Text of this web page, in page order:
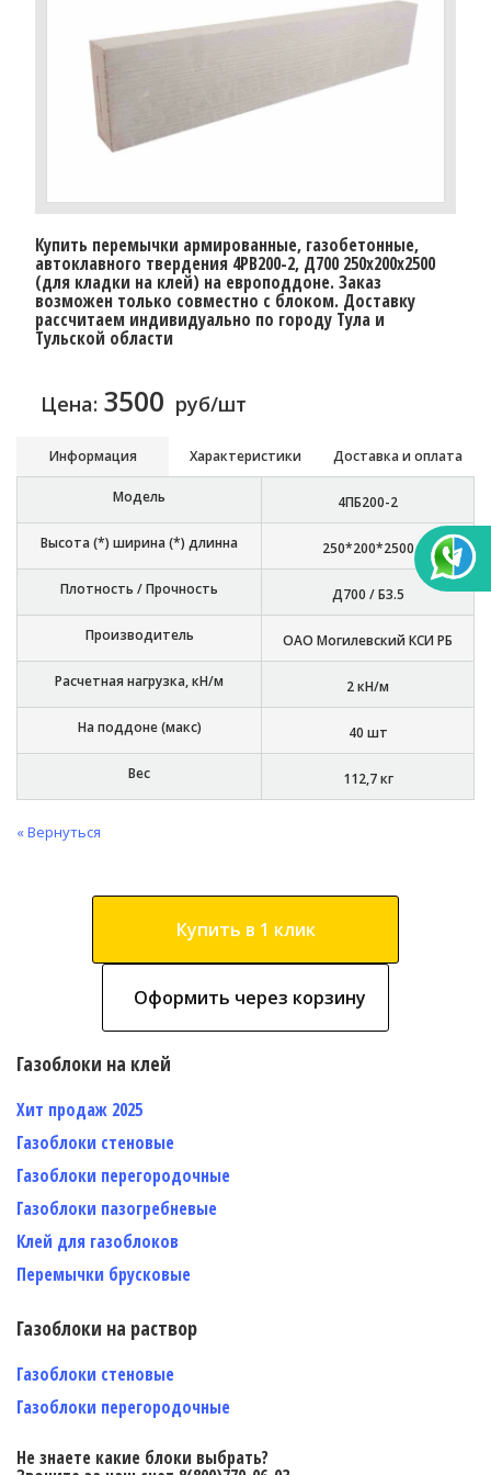
Купить перемычки армированные, газобетонные,
автоклавного твердения 4PB200-2, Д700 250х200х2500
(для кладки на клей) на европоддоне. Заказ
возможен только совместно с блоком. Доставку
рассчитаем индивидуально по городу Тула и
Тульской области
Цена: 3500 руб/шт
Информация Характеристики Доставка и оплата
Модель 4ПБ200-2
Высота (*) ширина (*) длинна 250*200*2500
Плотность / Прочность Д700 / Б3.5
Производитель ОАО Могилевский КСИ РБ
Расчетная нагрузка, кН/м 2 кН/м
На поддоне (макс) 40 шт
Вес 112,7 кг
« Вернуться
Купить в 1 клик
Оформить через корзину
Газоблоки на клей
Хит продаж 2025
Газоблоки стеновые
Газоблоки перегородочные
Газоблоки пазогребневые
Клей для газоблоков
Перемычки брусковые
Газоблоки на раствор
Газоблоки стеновые
Газоблоки перегородочные
Не знаете какие блоки выбрать?